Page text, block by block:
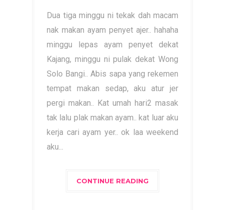
Dua tiga minggu ni tekak dah macam
nak makan ayam penyet ajer.. hahaha
minggu lepas ayam penyet dekat
Kajang, minggu ni pulak dekat Wong
Solo Bangi.. Abis sapa yang rekemen
tempat makan sedap, aku atur jer
pergi makan.. Kat umah hari2 masak
tak lalu plak makan ayam.. kat luar aku
kerja cari ayam yer.. ok laa weekend
aku...
CONTINUE READING